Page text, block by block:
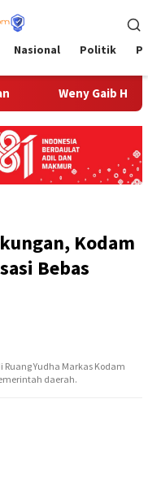
Nasional Politik
Weny Gaib Hadiri
Kodam
Bebas
Yudha Markas Kodam
daerah.